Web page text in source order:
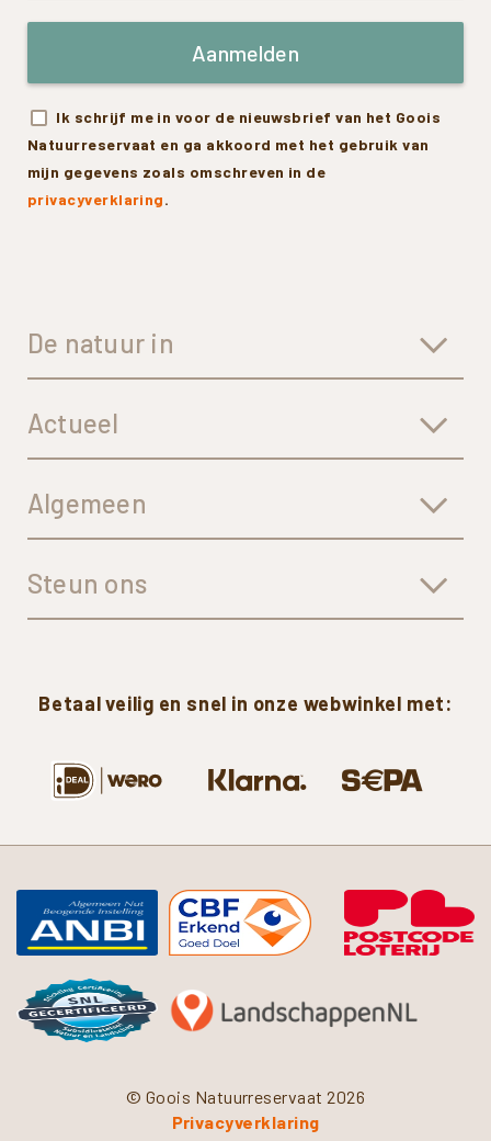
Aanmelden
Ik schrijf me in voor de nieuwsbrief van het Goois
Natuurreservaat en ga akkoord met het gebruik van
mijn gegevens zoals omschreven in de
privacyverklaring.
De natuur in
Actueel
Algemeen
Steun ons
Betaal veilig en snel in onze webwinkel met:
© Goois Natuurreservaat 2026
Privacyverklaring